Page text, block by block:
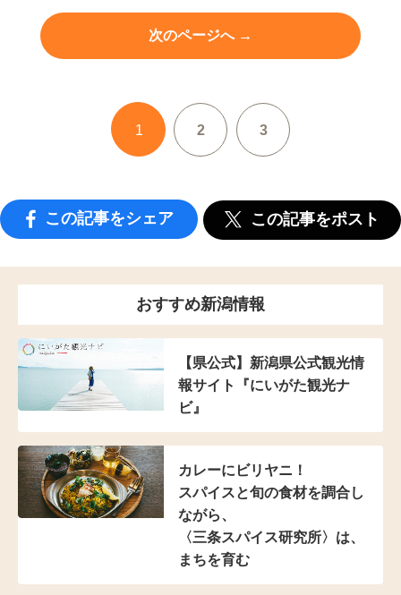
次のページへ →
1 2 3
この記事をシェア この記事をポスト
おすすめ新潟情報
【県公式】新潟県公式観光情
報サイト『にいがた観光ナ
ビ』
カレーにビリヤニ！
スパイスと旬の食材を調合し
ながら、
〈三条スパイス研究所〉は、
まちを育む